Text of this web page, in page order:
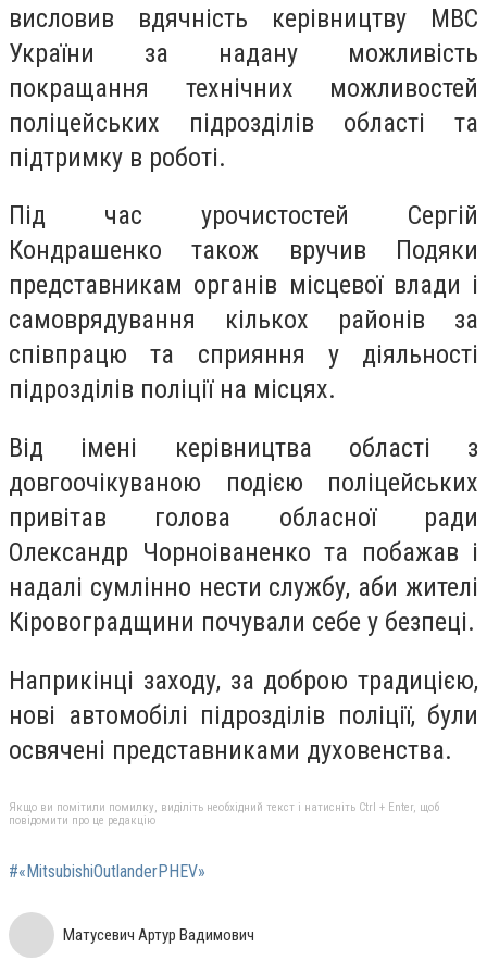
висловив вдячність керівництву МВС
України за надану можливість
покращання технічних можливостей
поліцейських підрозділів області та
підтримку в роботі.
Під час урочистостей Сергій
Кондрашенко також вручив Подяки
представникам органів місцевої влади і
самоврядування кількох районів за
співпрацю та сприяння у діяльності
підрозділів поліції на місцях.
Від імені керівництва області з
довгоочікуваною подією поліцейських
привітав голова обласної ради
Олександр Чорноіваненко та побажав і
надалі сумлінно нести службу, аби жителі
Кіровоградщини почували себе у безпеці.
Наприкінці заходу, за доброю традицією,
нові автомобілі підрозділів поліції, були
освячені представниками духовенства.
Якщо ви помітили помилку, виділіть необхідний текст і натисніть Ctrl + Enter, щоб
повідомити про це редакцію
#«МitsubishiOutlanderPHEV»
Матусевич Артур Вадимович